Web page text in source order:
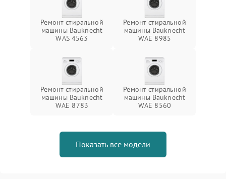
Ремонт стиральной
машины Bauknecht
WAS 4563
Ремонт стиральной
машины Bauknecht
WAE 8985
Ремонт стиральной
машины Bauknecht
WAE 8783
Ремонт стиральной
машины Bauknecht
WAE 8560
Показать все модели